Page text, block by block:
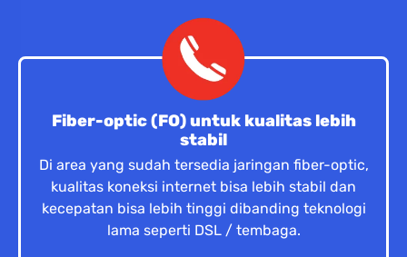
Fiber-optic (FO) untuk kualitas lebih
stabil
Di area yang sudah tersedia jaringan fiber-optic,
kualitas koneksi internet bisa lebih stabil dan
kecepatan bisa lebih tinggi dibanding teknologi
lama seperti DSL / tembaga.